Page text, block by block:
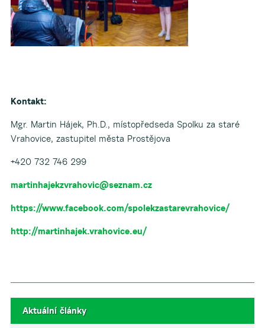
Kontakt:
Mgr. Martin Hájek, Ph.D., místopředseda Spolku za staré
Vrahovice, zastupitel města Prostějova
+420 732 746 299
martinhajekzvrahovic@seznam.cz
https://www.facebook.com/spolekzastarevrahovice/
http://martinhajek.vrahovice.eu/
Aktuální články